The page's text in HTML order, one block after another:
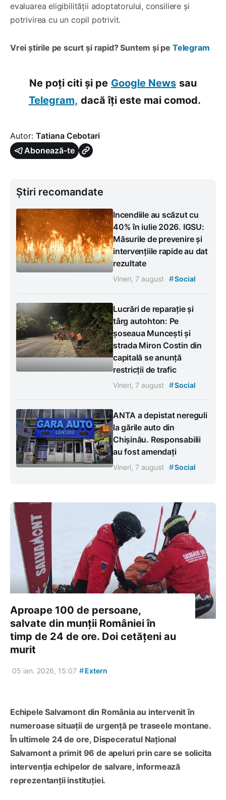
evaluarea eligibilității adoptatorului, consiliere și
potrivirea cu un copil potrivit.
Vrei știrile pe scurt și rapid? Suntem și pe Telegram
Ne poți citi și pe Google News sau
Telegram, dacă îți este mai comod.
Autor: Tatiana Cebotari
Abonează-te
Știri recomandate
Incendiile au scăzut cu
40% în iulie 2026. IGSU:
Măsurile de prevenire și
intervențiile rapide au dat
rezultate
Vineri, 7 august #Social
Lucrări de reparație și
târg autohton: Pe
șoseaua Muncești și
strada Miron Costin din
capitală se anunță
restricții de trafic
Vineri, 7 august #Social
ANTA a depistat nereguli
la gările auto din
Chișinău. Responsabilii
au fost amendați
Vineri, 7 august #Social
Aproape 100 de persoane,
salvate din munții României în
timp de 24 de ore. Doi cetățeni au
murit
05 ian. 2026, 15:07 #Extern
Echipele Salvamont din România au intervenit în
numeroase situaţii de urgenţă pe traseele montane.
În ultimele 24 de ore, Dispeceratul Național
Salvamont a primit 96 de apeluri prin care se solicita
intervenţia echipelor de salvare, informează
reprezentanții instituției.